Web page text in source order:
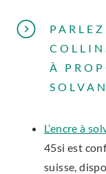
À
L’encre à
45si est
suisse,